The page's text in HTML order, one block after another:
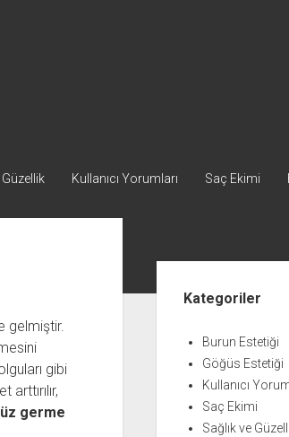
Güzellik Kullanıcı Yorumları Saç Ekimi
gelmiştir.
gibi
germe
MenüKategoriler
Burun Estetiği
Göğüs Estetiği
Kullanıcı
Saç Ekimi
Sağlık ve